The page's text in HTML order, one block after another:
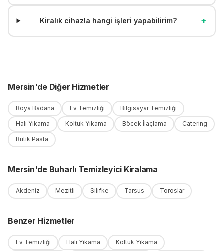
Kiralık cihazla hangi işleri yapabilirim? +
Mersin'deDiğer Hizmetler
Boya Badana Ev Temizliği Bilgisayar Temizliği
Halı Yıkama Koltuk Yıkama Böcek İlaçlama Catering
Butik Pasta
Mersin'de Buharlı Temizleyici Kiralama
Akdeniz Mezitli Silifke Tarsus Toroslar
Benzer Hizmetler
Ev Temizliği Halı Yıkama Koltuk Yıkama